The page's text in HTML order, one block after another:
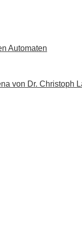
Automaten
von Dr. Christoph